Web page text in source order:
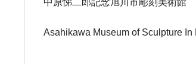
中原悌二郎記念旭川市彫刻美術館
Asahikawa Museum of Sculpture